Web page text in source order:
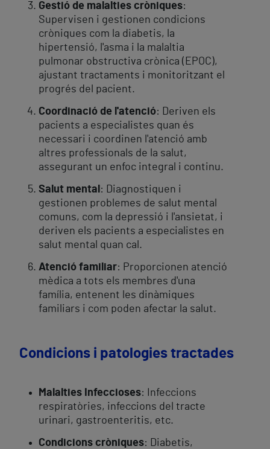
Gestió de malalties cròniques:
Supervisen i gestionen condicions
cròniques com la diabetis, la
hipertensió, l'asma i la malaltia
pulmonar obstructiva crònica (EPOC),
ajustant tractaments i monitoritzant el
progrés del pacient.
Coordinació de l'atenció: Deriven els
pacients a especialistes quan és
necessari i coordinen l'atenció amb
altres professionals de la salut,
assegurant un enfoc integral i continu.
Salut mental : Diagnostiquen i
gestionen problemes de salut mental
comuns, com la depressió i l'ansietat, i
deriven els pacients a especialistes en
salut mental quan cal.
Atenció familiar: Proporcionen atenció
mèdica a tots els membres d'una
família, entenent les dinàmiques
familiars i com poden afectar la salut.
Condicions i patologies tractades
Malalties Infeccioses: Infeccions
respiratòries, infeccions del tracte
urinari, gastroenteritis, etc.
Condicions cròniques: Diabetis,